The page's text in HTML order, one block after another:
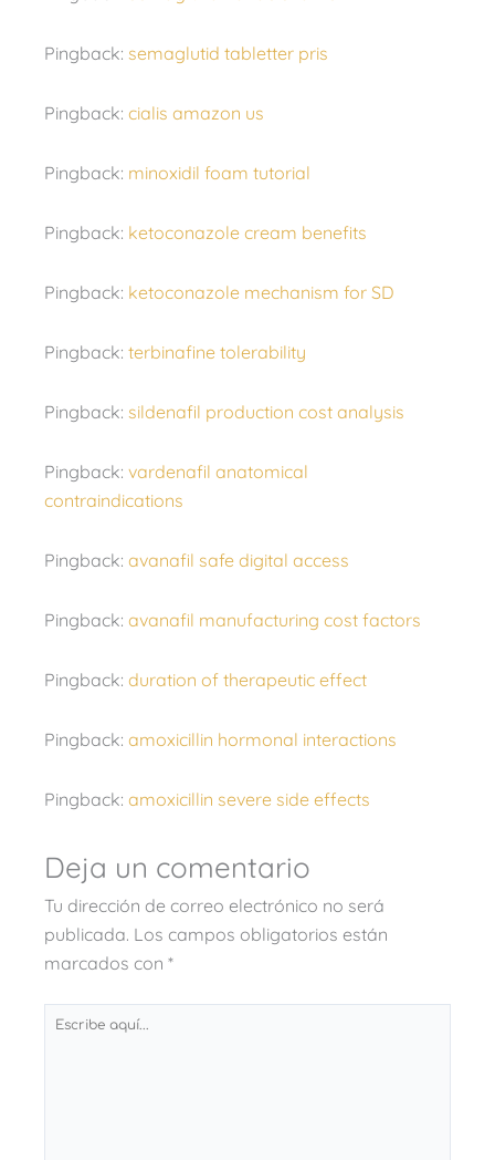
Pingback: semaglutid tabletter pris
Pingback: cialis amazon us
Pingback: minoxidil foam tutorial
Pingback: ketoconazole cream benefits
Pingback: ketoconazole mechanism for SD
Pingback: terbinafine tolerability
Pingback: sildenafil production cost analysis
Pingback: vardenafil anatomical
contraindications
Pingback: avanafil safe digital access
Pingback: avanafil manufacturing cost factors
Pingback: duration of therapeutic effect
Pingback: amoxicillin hormonal interactions
Pingback: amoxicillin severe side effects
Deja un comentario
Tu dirección de correo electrónico no será
publicada. Los campos obligatorios están
marcados con *
Escribe